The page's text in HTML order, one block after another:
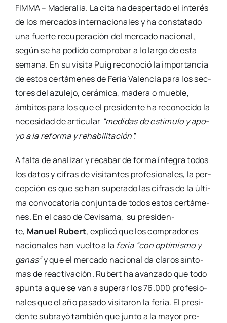
FIMMA – Made­ra­lia. La cita ha des­per­ta­do el inte­rés
de los mer­ca­dos inter­na­cio­na­les y ha cons­ta­ta­do
una fuer­te recu­pe­ra­ción del mer­ca­do nacio­nal,
según se ha podi­do com­pro­bar a lo lar­go de esta
sema­na. En su visi­ta Puig reco­no­ció la impor­tan­cia
de estos cer­tá­me­nes de Feria Valen­cia para los sec­
to­res del azu­le­jo, cerá­mi­ca, made­ra o mue­ble,
ámbi­tos para los que el pre­si­den­te ha reco­no­ci­do la
nece­si­dad de arti­cu­lar “medi­das de estí­mu­lo y apo­
yo a la refor­ma y reha­bi­li­ta­ción”.
A fal­ta de ana­li­zar y reca­bar de for­ma ínte­gra todos
los datos y cifras de visi­tan­tes pro­fe­sio­na­les, la per­
cep­ción es que se han supe­ra­do las cifras de la últi­
ma con­vo­ca­to­ria con­jun­ta de todos estos cer­tá­me­
nes. En el caso de Cevi­sa­ma, su pre­si­den­
te, Manuel Rubert, expli­có que los com­pra­do­res
nacio­na­les han vuel­to a la feria “con opti­mis­mo y
ganas”y que el mer­ca­do nacio­nal da cla­ros sín­to­
mas de reac­ti­va­ción. Rubert ha avan­za­do que todo
apun­ta a que se van a supe­rar los 76.000 pro­fe­sio­
na­les que el año pasa­do visi­ta­ron la feria. El pre­si­
den­te sub­ra­yó tam­bién que jun­to a la mayor pre­